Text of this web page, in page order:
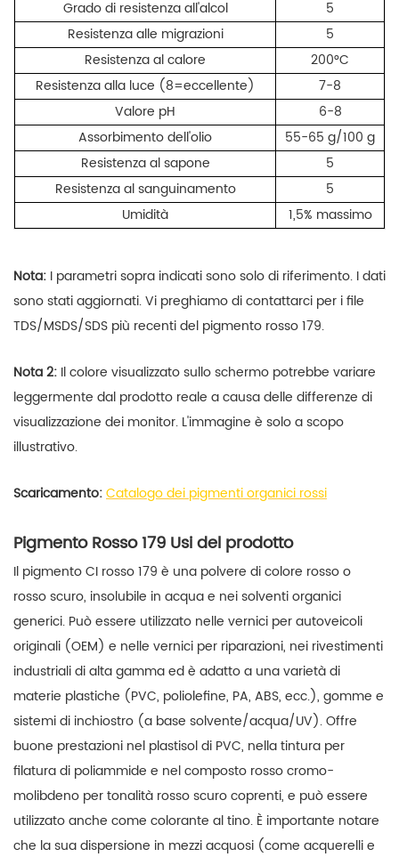
Grado di resistenza all'alcol
5
Resistenza alle migrazioni
5
Resistenza al calore
200°C
Resistenza alla luce (8=eccellente)
7-8
Valore pH
6-8
Assorbimento dell'olio
55-65 g/100 g
Resistenza al sapone
5
Resistenza al sanguinamento
5
Umidità
1,5% massimo
Nota: I parametri sopra indicati sono solo di riferimento. I dati
sono stati aggiornati. Vi preghiamo di contattarci per i file
TDS/MSDS/SDS più recenti del pigmento rosso 179.
Nota 2: Il colore visualizzato sullo schermo potrebbe variare
leggermente dal prodotto reale a causa delle differenze di
visualizzazione dei monitor. L'immagine è solo a scopo
illustrativo.
Scaricamento:Catalogo dei pigmenti organici rossi
Pigmento Rosso 179 Usi del prodotto
Il pigmento CI rosso 179 è una polvere di colore rosso o
rosso scuro, insolubile in acqua e nei solventi organici
generici. Può essere utilizzato nelle vernici per autoveicoli
originali (OEM) e nelle vernici per riparazioni, nei rivestimenti
industriali di alta gamma ed è adatto a una varietà di
materie plastiche (PVC, poliolefine, PA, ABS, ecc.), gomme e
sistemi di inchiostro (a base solvente/acqua/UV). Offre
buone prestazioni nel plastisol di PVC, nella tintura per
filatura di poliammide e nel composto rosso cromo-
molibdeno per tonalità rosso scuro coprenti, e può essere
utilizzato anche come colorante al tino. È importante notare
che la sua dispersione in mezzi acquosi (come acquerelli e